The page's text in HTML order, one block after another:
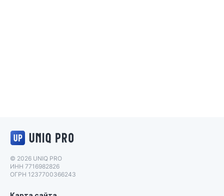
© 2026 UNIQ PRO
ИНН 7716982826
ОГРН 1237700366243